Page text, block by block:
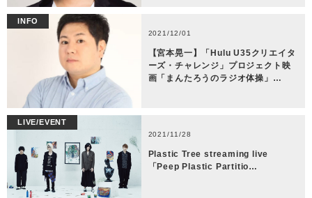
INFO
2021/12/01
【宮本晃一】「Hulu U35クリエイタ
ーズ・チャレンジ」プロジェクト映
画「まんたろうのラジオ体操」…
LIVE/EVENT
2021/11/28
Plastic Tree streaming live
「Peep Plastic Partitio…